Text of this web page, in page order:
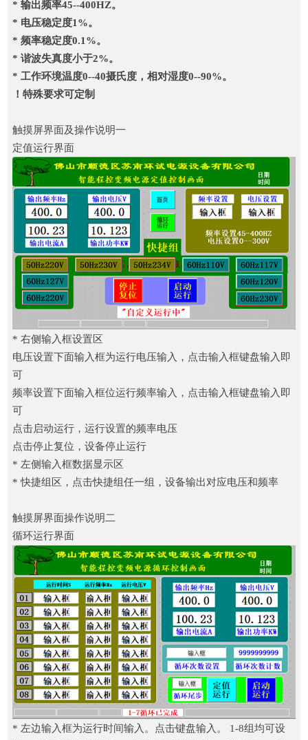
* 输出频率45--400HZ。
* 电压稳定度1%。
* 频率稳定度0.1%。
* 谐波失真度小于2%。
* 工作环境温度0--40摄氏度，相对湿度0--90%。
！特殊要求可定制
触摸屏界面及操作说明一
定值运行界面
* 右侧输入框设置区
电压设置下面输入框为运行电压输入，点击输入框键盘输入即
可
频率设置下面输入框位运行频率输入，点击输入框键盘输入即
可
点击启动运行，运行设置的频率电压
点击停止复位，设备停止运行
* 左侧输入框数据显示区
* 快捷组区，点击快捷组任一组，设备输出对应电压和频率
触摸屏界面操作说明二
循环运行界面
* 左边输入框为运行时间输入。点击键盘输入。 1-8组均可设